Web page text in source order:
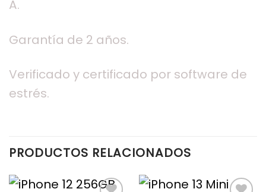
A.
Garantía de 2 años.
Verificado y certificado por software de
estrés.
PRODUCTOS RELACIONADOS